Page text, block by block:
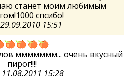
станет моим любимым
спсибо!
29.09.2010 15:51
ммммммм... очень вкусный
пирог!!!!
11.08.2011 15:28